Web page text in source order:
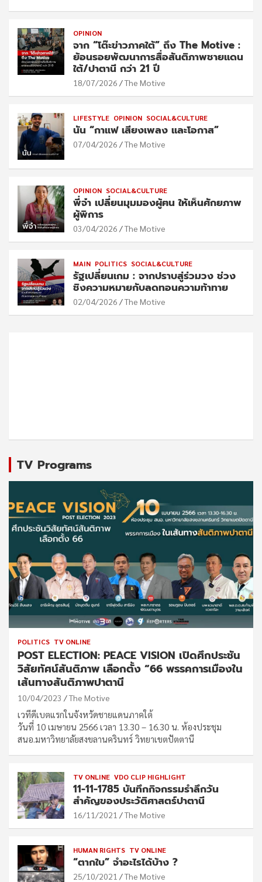
OPINION
จาก “โต๊ะข่าวภาคใต้” ถึง The Motive :
ย้อนรอยพัฒนาการสื่อสันติภาพชายแดน
ใต้/ปาตานี กว่า 21 ปี
18/07/2026 The Motive
LIFESTYLE OPINION SOCIAL&CULTURE
นัน “กาแฟ เสียงเพลง และโอกาส”
07/04/2026 The Motive
OPINION SOCIAL&CULTURE
พี่จ๋า เปลี่ยนมุมมองผู้ฅน ให้เห็นศักยภาพ
ผู้พิการ
03/04/2026 The Motive
MAIN POLITICS SOCIAL&CULTURE
รัฐเปลี่ยนเกม : จากปราบสู่ร่วมวง ช่วง
ชิงความหมายกับลดทอนความท้าทาย
02/04/2026 The Motive
TV Programs
POLITICS TV ONLINE
POST ELECTION: PEACE VISION เปิดศึกประชัน
วิสัยทัศน์สันติภาพ เลือกตั้ง “66 พรรคการเมืองใน
เส้นทางสันติภาพปาตานี
10/04/2023 The Motive
เวทีดีเบตแรกในจังหวัดชายแดนภาคใต้
วันที่ 10 เมษายน 2566 เวลา 13.30 – 16.30 น. ห้องประชุม
สนอ.มหาวิทยาลัยสงขลานครินทร์ วิทยาเขตปัตตานี
TV ONLINE VDO CLIP HIGHLIGHT
11-11-1785 บันทึกกิจกรรมรำลึกวัน
สำคัญของประวัติศาสตร์ปาตานี
16/11/2021 The Motive
HUMAN RIGHTS TV ONLINE
“ตากใบ” จำอะไรได้บ้าง ?
25/10/2021 The Motive